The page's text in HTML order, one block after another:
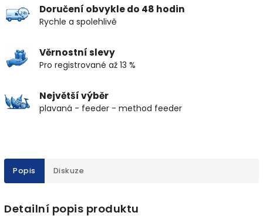
Doručení obvykle do 48 hodin
Rychle a spolehlivě
Věrnostní slevy
Pro registrované až 13 %
Největší výběr
plavaná - feeder - method feeder
Popis Diskuze
Detailní popis produktu